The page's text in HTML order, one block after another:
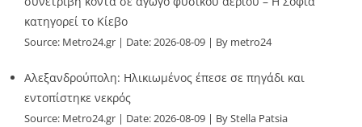
κατηγορεί το Κίεβο
Source: Metro24.gr Date: 2026-08-09 By metro24
Αλεξανδρούπολη: Ηλικιωμένος έπεσε σε πηγάδι και
εντοπίστηκε νεκρός
Source: Metro24.gr Date: 2026-08-09 By Stella Patsia